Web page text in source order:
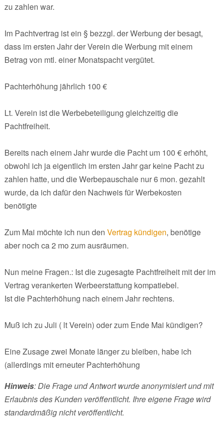
zu zahlen war.
Im Pachtvertrag ist ein § bezzgl. der Werbung der besagt,
dass im ersten Jahr der Verein die Werbung mit einem
Betrag von mtl. einer Monatspacht vergütet.
Pachterhöhung jährlich 100 €
Lt. Verein ist die Werbebeteiligung gleichzeitig die
Pachtfreiheit.
Bereits nach einem Jahr wurde die Pacht um 100 € erhöht,
obwohl ich ja eigentlich im ersten Jahr gar keine Pacht zu
zahlen hatte, und die Werbepauschale nur 6 mon. gezahlt
wurde, da ich dafür den Nachweis für Werbekosten
benötigte
Zum Mai möchte ich nun den Vertrag kündigen, benötige
aber noch ca 2 mo zum ausräumen.
Nun meine Fragen.: Ist die zugesagte Pachtfreiheit mit der im
Vertrag verankerten Werbeerstattung kompatiebel.
Ist die Pachterhöhung nach einem Jahr rechtens.
Muß ich zu Juli ( lt Verein) oder zum Ende Mai kündigen?
Eine Zusage zwei Monate länger zu bleiben, habe ich
(allerdings mit erneuter Pachterhöhung
Hinweis: Die Frage und Antwort wurde anonymisiert und mit
Erlaubnis des Kunden veröffentlicht. Ihre eigene Frage wird
standardmäßig nicht veröffentlicht.